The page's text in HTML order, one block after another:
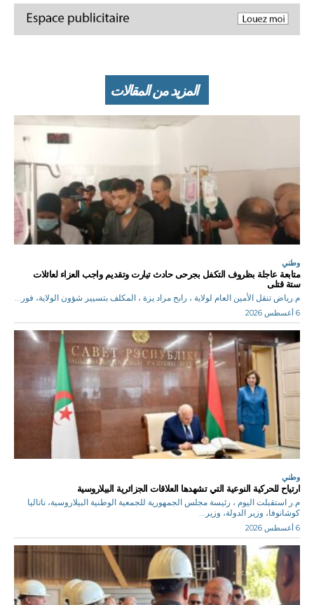
المزيد من المقالات
وطني
متابعة عاجلة بظروف التكفل بجرحى حادث تيارت وتقديم واجب العزاء لعائلات
ستة قتلى
م.رياض تنقل الأمين العام لولاية ، رابح مراد يزة ، المكلف بتسيير شؤون الولاية، فور...
6 أغسطس 2026
وطني
ارتياح للحركية النوعية التي تشهدها العلاقات الجزائرية البيلاروسية
م.ر استقبلت اليوم ، رئيسة مجلس الجمهورية للجمعية الوطنية البيلاروسية، ناتاليا
كوشانوفا، وزير الدولة، وزير...
6 أغسطس 2026